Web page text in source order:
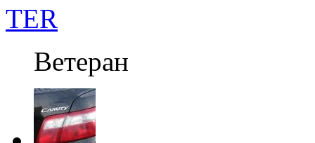
TER
Ветеран